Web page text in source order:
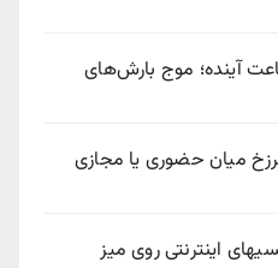
جوی کشور در ۷۲ ساعت آینده؛ موج بارش‌های
میان حضوری یا مجازی
اینترنتی روی میز